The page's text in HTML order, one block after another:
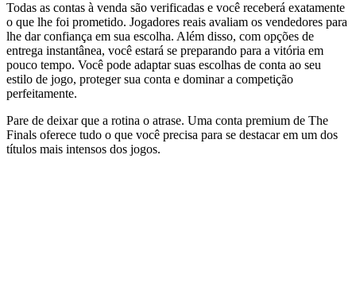
Todas as contas à venda são verificadas e você receberá exatamente
o que lhe foi prometido. Jogadores reais avaliam os vendedores para
lhe dar confiança em sua escolha. Além disso, com opções de
entrega instantânea, você estará se preparando para a vitória em
pouco tempo. Você pode adaptar suas escolhas de conta ao seu
estilo de jogo, proteger sua conta e dominar a competição
perfeitamente.
Pare de deixar que a rotina o atrase. Uma conta premium de The
Finals oferece tudo o que você precisa para se destacar em um dos
títulos mais intensos dos jogos.